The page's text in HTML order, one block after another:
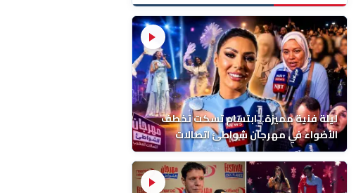
ليلة فنية مميزة.. ابتسام تسكت تخطف
الأضواء في مهرجان شواطئ اتصالات
المغرب بالمضيق